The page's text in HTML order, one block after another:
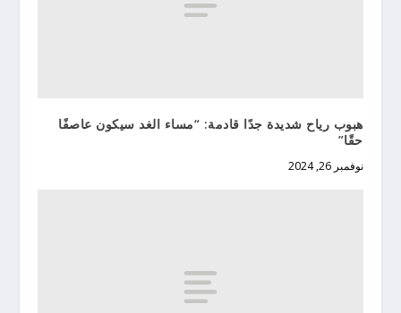
هبوب رياح شديدة جدًا قادمة: “مساء الغد سيكون عاصفًا
حقًا”
نوفمبر 26, 2024